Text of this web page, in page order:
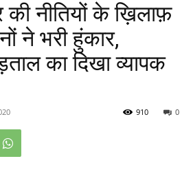
नीतियों के ख़िलाफ़
ने भरी हुंकार,
का दिखा व्यापक
0
910